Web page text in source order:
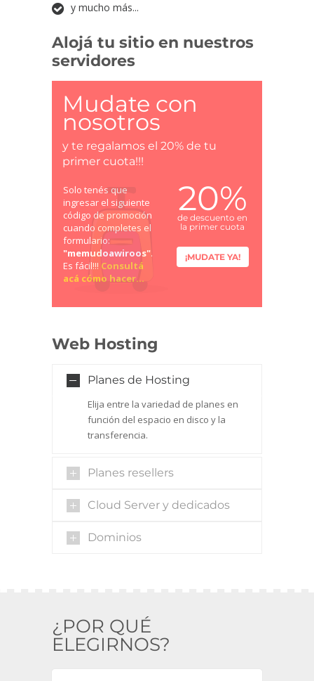
y mucho más...
Alojá tu sitio en nuestros
servidores
Mudate con
nosotros
y te regalamos el 20% de tu
primer cuota!!!
Solo tenés que
ingresar el siguiente
código de promoción
cuando completes el
formulario:
"memudoawiroos".
Es fácil!!! Consultá
acá cómo hacer...
20%
de descuento en
la primer cuota
¡MUDATE YA!
Web Hosting
Planes de Hosting
Elija entre la variedad de planes en
función del espacio en disco y la
transferencia.
Planes resellers
Cloud Server y dedicados
Dominios
¿POR QUÉ
ELEGIRNOS?